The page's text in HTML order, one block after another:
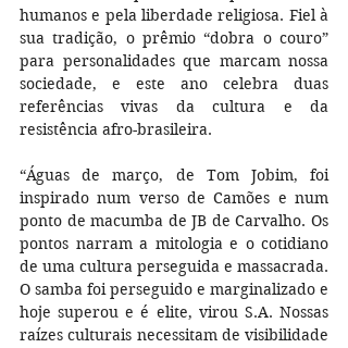
humanos e pela liberdade religiosa. Fiel à
sua tradição, o prêmio “dobra o couro”
para personalidades que marcam nossa
sociedade, e este ano celebra duas
referências vivas da cultura e da
resistência afro-brasileira.
“Águas de março, de Tom Jobim, foi
inspirado num verso de Camões e num
ponto de macumba de JB de Carvalho. Os
pontos narram a mitologia e o cotidiano
de uma cultura perseguida e massacrada.
O samba foi perseguido e marginalizado e
hoje superou e é elite, virou S.A. Nossas
raízes culturais necessitam de visibilidade